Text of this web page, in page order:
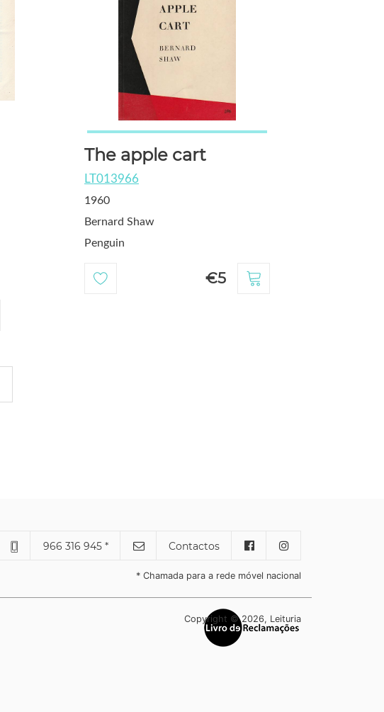
The apple cart
LT013966
1960
Bernard Shaw
Penguin
€5
966 316 945 * Contactos
* Chamada para a rede móvel nacional
Copyright © 2026, Leituria